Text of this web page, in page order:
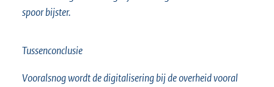
spoor bijster.
Tussenconclusie
Vooralsnog wordt de digitalisering bij de overheid vooral